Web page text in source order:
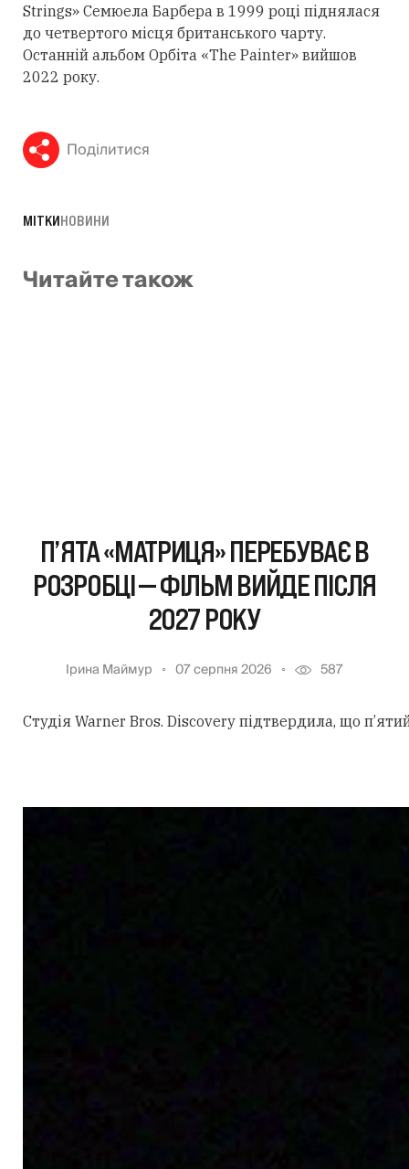
Strings» Семюела Барбера в 1999 році піднялася
до четвертого місця британського чарту.
Останній альбом Орбіта «The Painter» вийшов
2022 року.
Поділитися
МІТКИНОВИНИ
Читайте також
П’ЯТА «МАТРИЦЯ» ПЕРЕБУВАЄ В
РОЗРОБЦІ — ФІЛЬМ ВИЙДЕ ПІСЛЯ
2027 РОКУ
Ірина Маймур 07 серпня 2026 587
Студія Warner Bros. Discovery підтвердила, що